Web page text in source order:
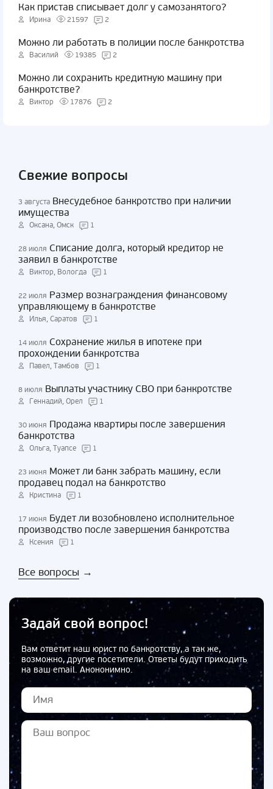
Как пристав списывает долг у самозанятого?
Ирина 21597 2
Можно ли работать в полиции после банкротства
Василий 19385 2
Можно ли сохранить кредитную машину при
банкротстве?
Виктор 17876 2
Свежие вопросы
3 августа Внесудебное банкротство при наличии
имущества
Оксана, Омск 1
28 июля Списание долга, который кредитор не
заявил в банкротстве
Виктор, Вологда 1
22 июля Размер вознаграждения финансовому
управляющему в банкротстве
Илья, Саратов 1
14 июля Сохранение жилья в ипотеке при
прохождении банкротства
Павел, Тамбов 1
8 июля Выплаты участнику СВО при банкротстве
Геннадий, Орел 1
30 июня Продажа квартиры после завершения
банкротства
Ольга, Туапсе 1
23 июня Может ли банк забрать машину, если
продавец подал на банкротство
Кристина 1
17 июня Будет ли возобновлено исполнительное
производство после завершения банкротства
Ксения 1
Все вопросы →
Задай свой вопрос!
Вам ответит наш юрист по банкротству, а так же,
возможно, другие посетители. Ответы будут приходить
на ваш email. Анононимно.